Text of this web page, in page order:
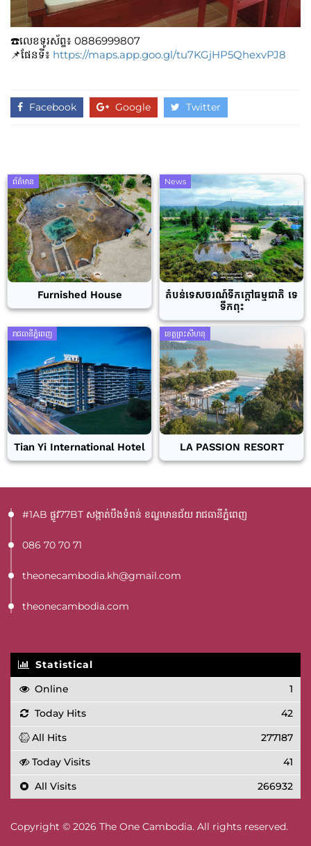
☎️លេខទូរស័ព្ទ៖​​ 0886999807
📌ផែនទី៖​ https://maps.app.goo.gl/tu7KGjHP5QhexvPJ8
Facebook Google Twitter
ព័ត៌មាន
Furnished House
News
តំបន់ទេសចរណ៍ទឹកក្តៅធម្មជាតិ ទេ
ទឹកពុះ
រាជធានីភ្នំពេញ
Tian Yi International Hotel
ខេត្តព្រះសីហនុ
LA PASSION RESORT
#1AB ផ្លូវ77BT​ សង្កាត់បឹងទំពន់ ខណ្ឌមានជ័យ រាជធានីភ្នំពេញ
086 70 70 71
theonecambodia.kh@gmail.com
theonecambodia.com
Statistical
Online
1
Today Hits
42
All Hits
277187
Today Visits
41
All Visits
266932
Copyright © 2026 The One Cambodia. All rights reserved.